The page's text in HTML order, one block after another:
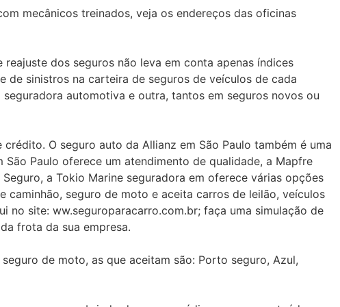
mecânicos treinados, veja os endereços das oficinas
dos seguros não leva em conta apenas índices
sinistros na carteira de seguros de veículos de cada
automotiva e outra, tantos em seguros novos ou
O seguro auto da Allianz em São Paulo também é uma
Paulo oferece um atendimento de qualidade, a Mapfre
a Tokio Marine seguradora em oferece várias opções
caminhão, seguro de moto e aceita carros de leilão, veículos
no site: ww.seguroparacarro.com.br; faça uma simulação de
frota da sua empresa.
de moto, as que aceitam são: Porto seguro, Azul,